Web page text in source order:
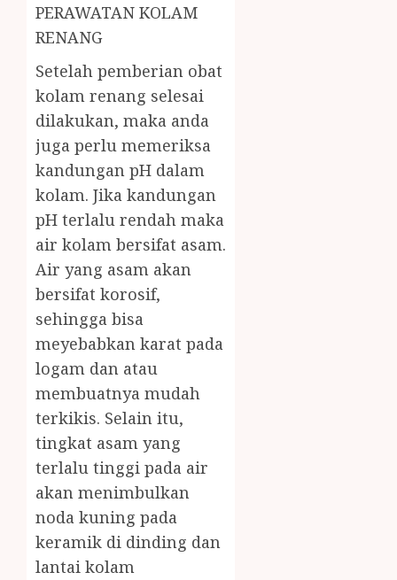
PERAWATAN KOLAM
RENANG
Setelah pemberian obat
kolam renang selesai
dilakukan, maka anda
juga perlu memeriksa
kandungan pH dalam
kolam. Jika kandungan
pH terlalu rendah maka
air kolam bersifat asam.
Air yang asam akan
bersifat korosif,
sehingga bisa
meyebabkan karat pada
logam dan atau
membuatnya mudah
terkikis. Selain itu,
tingkat asam yang
terlalu tinggi pada air
akan menimbulkan
noda kuning pada
keramik di dinding dan
lantai kolam